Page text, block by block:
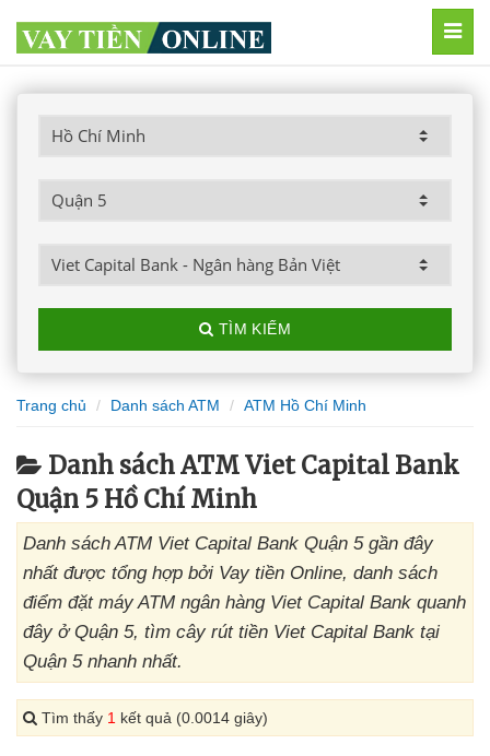
TÌM KIẾM
Trang chủ Danh sách ATM ATM Hồ Chí Minh
Danh sách ATM Viet Capital Bank
Quận 5 Hồ Chí Minh
Danh sách ATM Viet Capital Bank Quận 5 gần đây
nhất được tổng hợp bởi Vay tiền Online, danh sách
điểm đặt máy ATM ngân hàng Viet Capital Bank quanh
đây ở Quận 5, tìm cây rút tiền Viet Capital Bank tại
Quận 5 nhanh nhất.
Tìm thấy 1 kết quả (0.0014 giây)